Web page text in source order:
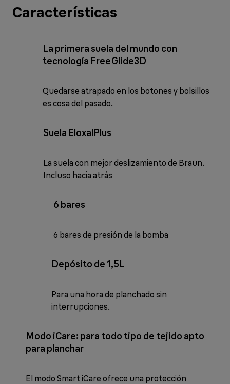
Características
La primera suela del mundo con
tecnología FreeGlide3D
Quedarse atrapado en los botones y bolsillos
es cosa del pasado.
Suela EloxalPlus
La suela con mejor deslizamiento de Braun.
Incluso hacia atrás
6 bares
6 bares de presión de la bomba
Depósito de 1,5L
Para una hora de planchado sin
interrupciones.
Modo iCare: para todo tipo de tejido apto
para planchar
El modo Smart iCare ofrece una protección